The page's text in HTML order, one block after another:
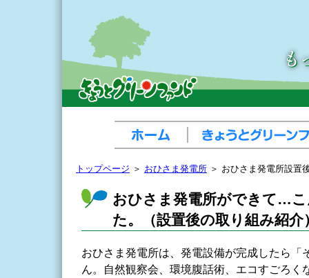
トップページ ＞ おひさま発電所 ＞ おひさま発電所設置
おひさま発電所ができて…
た。（設置後の取り組み紹介
おひさま発電所は、発電設備が完成したら「
ん。自然観察会、環境腹話術、エコすごろく